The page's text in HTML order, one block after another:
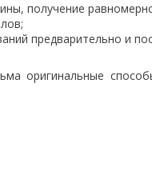
получение
предварительно и
оригинальные